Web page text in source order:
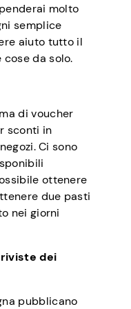
molto
semplice
aiuto tutto il
da solo.
di voucher
sconti in
Ci sono
ottenere
due pasti
nei giorni
riviste dei
pubblicano